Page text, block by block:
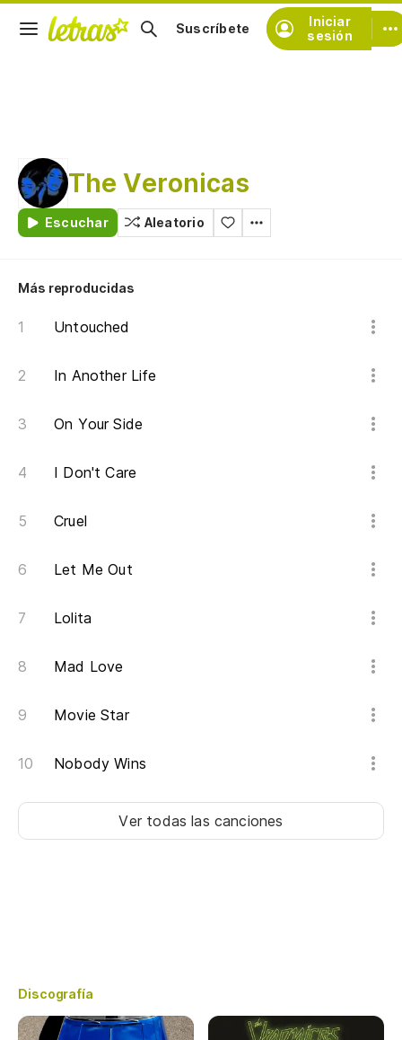
Iniciar
sesión
Suscríbete
The Veronicas
Escuchar Aleatorio
Más reproducidas
Untouched
In Another Life
On Your Side
I Don't Care
Cruel
Let Me Out
Lolita
Mad Love
Movie Star
Nobody Wins
Ver todas las canciones
Discografía